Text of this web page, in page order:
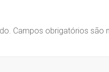
Campos obrigatórios são